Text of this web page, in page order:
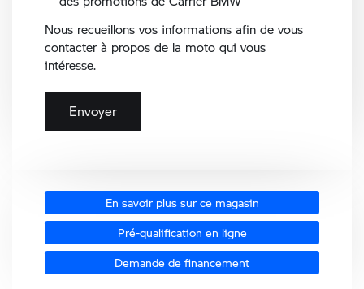
Nous recueillons vos informations afin de vous
contacter à propos de la moto qui vous
intéresse.
En savoir plus sur ce magasin
Pré-qualification en ligne
Demande de financement